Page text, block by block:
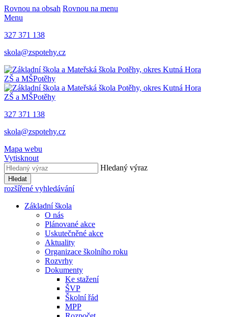
Rovnou na obsah Rovnou na menu
Menu
327 371 138
skola@zspotehy.cz
ZŠ a MŠPotěhy
ZŠ a MŠPotěhy
327 371 138
skola@zspotehy.cz
Mapa webu
Vytisknout
Hledaný výraz
Hledat
rozšířené vyhledávání
Základní škola
O nás
Plánované akce
Uskutečněné akce
Aktuality
Organizace školního roku
Rozvrhy
Dokumenty
Ke stažení
ŠVP
Školní řád
MPP